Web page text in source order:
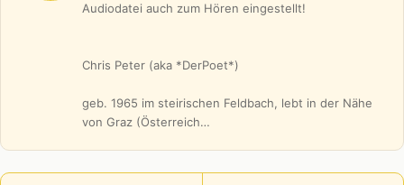
Audiodatei auch zum Hören eingestellt!
Chris Peter (aka *DerPoet*)
geb. 1965 im steirischen Feldbach, lebt in der Nähe
von Graz (Österreich…